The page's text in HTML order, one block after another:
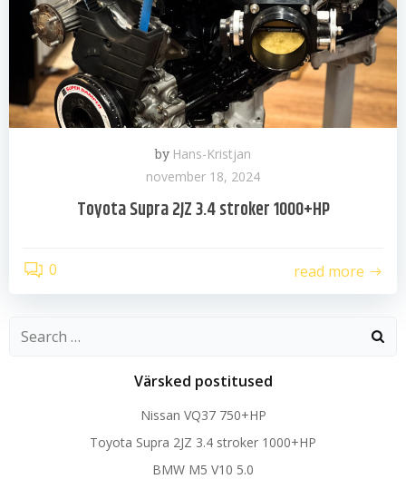
by Hans-Kristjan
november 18, 2024
Toyota Supra 2JZ 3.4 stroker 1000+HP
0 read more
Search
Värsked postitused
Nissan VQ37 750+HP
Toyota Supra 2JZ 3.4 stroker 1000+HP
BMW M5 V10 5.0